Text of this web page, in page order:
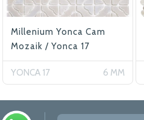
Millenium Yonca Cam
Mozaik / Yonca 17
YONCA 17 6 MM